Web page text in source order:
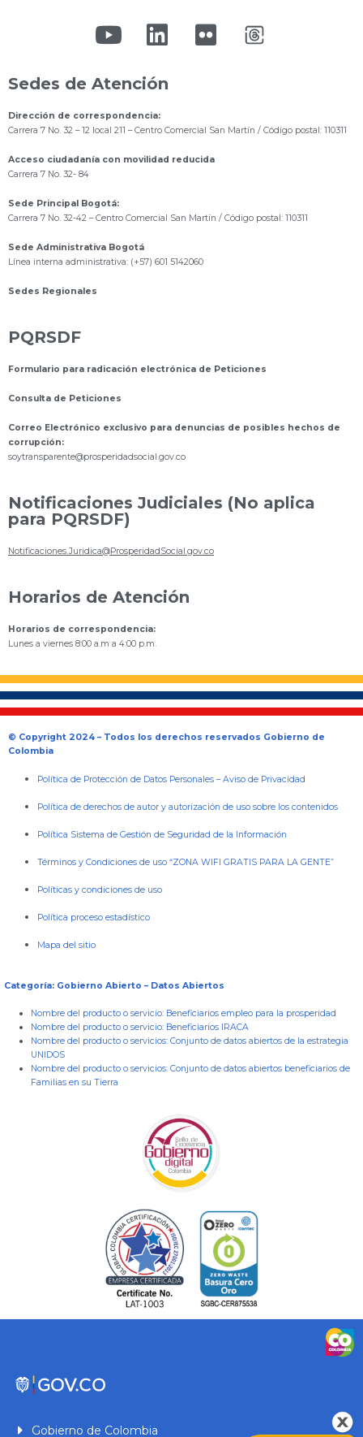
Sedes de Atención
Dirección de correspondencia:
Carrera 7 No. 32 – 12 local 211 – Centro Comercial San Martín / Código postal: 110311
Acceso ciudadanía con movilidad reducida
Carrera 7 No. 32- 84
Sede Principal Bogotá:
Carrera 7 No. 32-42 – Centro Comercial San Martín / Código postal: 110311
Sede Administrativa Bogotá
Línea interna administrativa: (+57) 601 5142060
Sedes Regionales
PQRSDF
Formulario para radicación electrónica de Peticiones
Consulta de Peticiones
Correo Electrónico exclusivo para denuncias de posibles hechos de
corrupción:
soytransparente@prosperidadsocial.gov.co
Notificaciones Judiciales (No aplica
para PQRSDF)
Notificaciones.Juridica@ProsperidadSocial.gov.co
Horarios de Atención
Horarios de correspondencia:
Lunes a viernes 8:00 a.m a 4:00 p.m.
© Copyright 2024 – Todos los derechos reservados Gobierno de
Colombia
Política de Protección de Datos Personales –Aviso de Privacidad
Política de derechos de autor y autorización de uso sobre los contenidos
Política Sistema de Gestión de Seguridad de la Información
Términos y Condiciones de uso “ZONA WIFI GRATIS PARA LA GENTE”
Políticas y condiciones de uso
Política proceso estadístico
Mapa del sitio
Categoría: Gobierno Abierto – Datos Abiertos
Nombre del producto o servicio: Beneficiarios empleo para la prosperidad
Nombre del producto o servicio: Beneficiarios IRACA
Nombre del producto o servicios: Conjunto de datos abiertos de la estrategia
UNIDOS
Nombre del producto o servicios: Conjunto de datos abiertos beneficiarios de
Familias en su Tierra
Gobierno de Colombia